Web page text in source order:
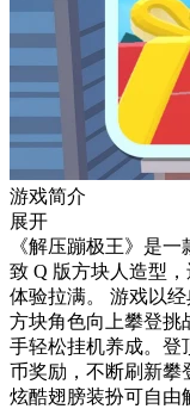
游戏简介
展开
《解压蹦极王》是
致 Q 版方块人造型
体验拉满。 游戏以
方块角色向上攀登挑
手轻松挂机养成。登
币奖励，不断刷新攀
炫酷翅膀装扮可自由